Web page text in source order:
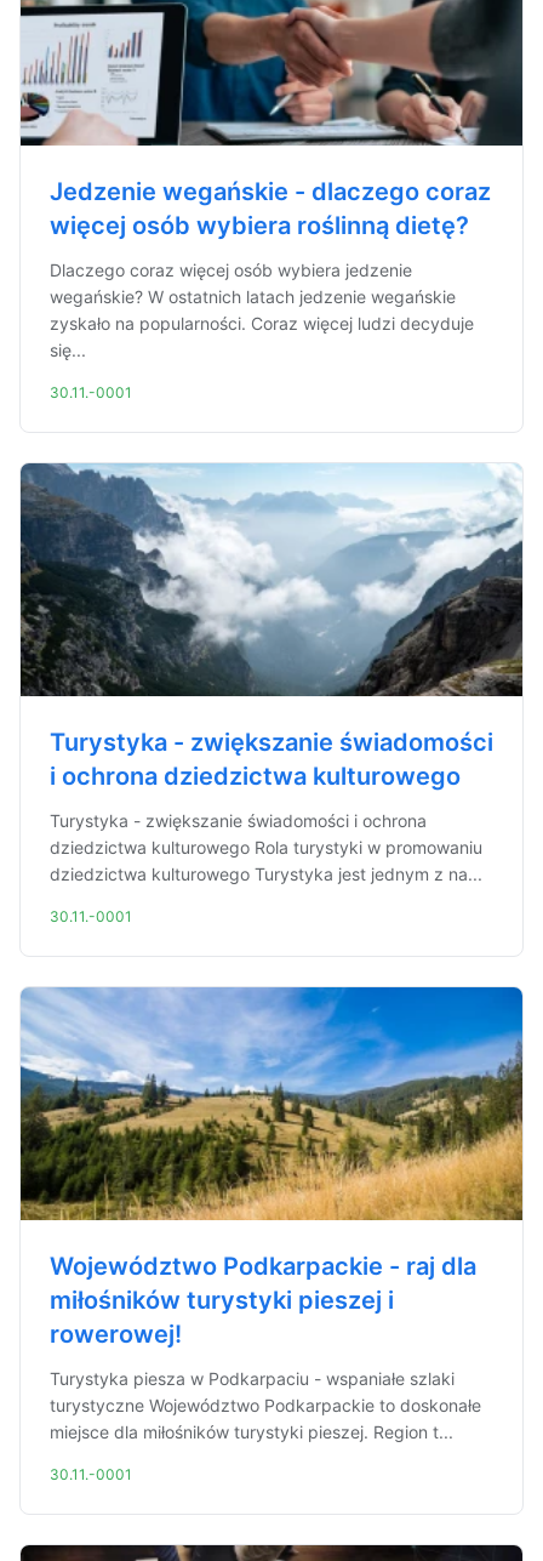
Jedzenie wegańskie - dlaczego coraz
więcej osób wybiera roślinną dietę?
Dlaczego coraz więcej osób wybiera jedzenie
wegańskie? W ostatnich latach jedzenie wegańskie
zyskało na popularności. Coraz więcej ludzi decyduje
się...
30.11.-0001
Turystyka - zwiększanie świadomości
i ochrona dziedzictwa kulturowego
Turystyka - zwiększanie świadomości i ochrona
dziedzictwa kulturowego Rola turystyki w promowaniu
dziedzictwa kulturowego Turystyka jest jednym z na...
30.11.-0001
Województwo Podkarpackie - raj dla
miłośników turystyki pieszej i
rowerowej!
Turystyka piesza w Podkarpaciu - wspaniałe szlaki
turystyczne Województwo Podkarpackie to doskonałe
miejsce dla miłośników turystyki pieszej. Region t...
30.11.-0001